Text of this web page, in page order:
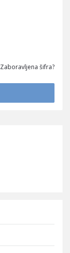
Zaboravljena šifra?